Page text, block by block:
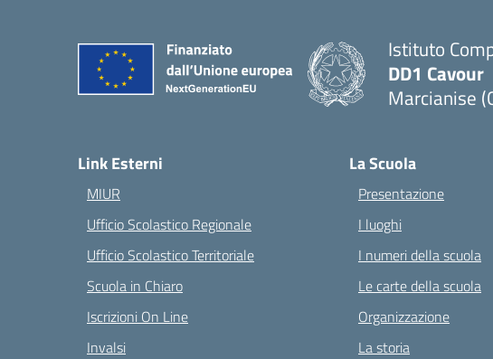
Istituto
DD1 Cavour
Marcianise
Link Esterni
MIUR
Ufficio Scolastico Regionale
Ufficio Scolastico Territoriale
Scuola in Chiaro
Iscrizioni On Line
Invalsi
La Scuola
Presentazione
I luoghi
I numeri della scuola
Le carte della scuola
Organizzazione
La storia